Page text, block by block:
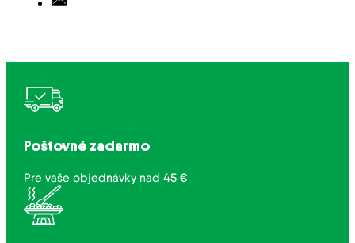
Poštovné zadarmo
Pre vaše objednávky nad 45 €